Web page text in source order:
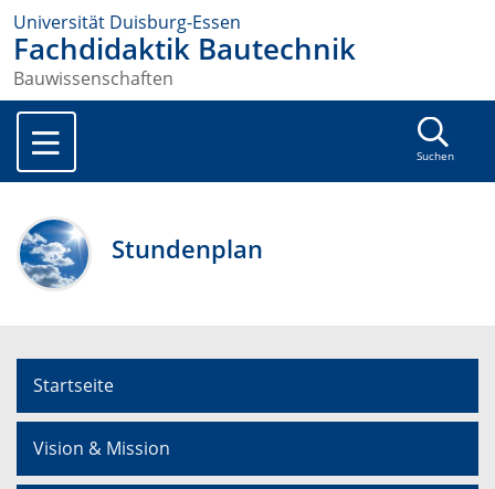
Universität Duisburg-Essen
Fachdidaktik Bautechnik
Bauwissenschaften
Suchen
Stundenplan
Startseite
Vision & Mission